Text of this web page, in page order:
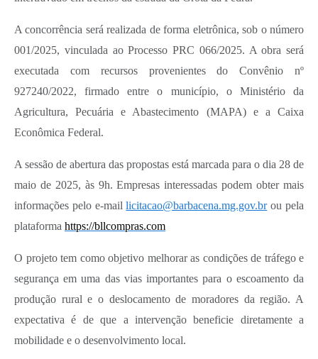
Festival Gastronômico
Emprega Barbacena
Regularização de bairros
Arquivos para Download
Telefones Úteis
SIC
A concorrência será realizada de forma eletrônica, sob o número
001/2025, vinculada ao Processo PRC 066/2025. A obra será
executada com recursos provenientes do Convênio nº
927240/2022, firmado entre o município, o Ministério da
Agricultura, Pecuária e Abastecimento (MAPA) e a Caixa
Econômica Federal.
A sessão de abertura das propostas está marcada para o dia 28 de
maio de 2025, às 9h. Empresas interessadas podem obter mais
informações pelo e-maillicitacao@barbacena.mg.gov.brou pela
plataforma https://bllcompras.com
O projeto tem como objetivo melhorar as condições de tráfego e
segurança em uma das vias importantes para o escoamento da
produção rural e o deslocamento de moradores da região. A
expectativa é de que a intervenção beneficie diretamente a
mobilidade e o desenvolvimento local.